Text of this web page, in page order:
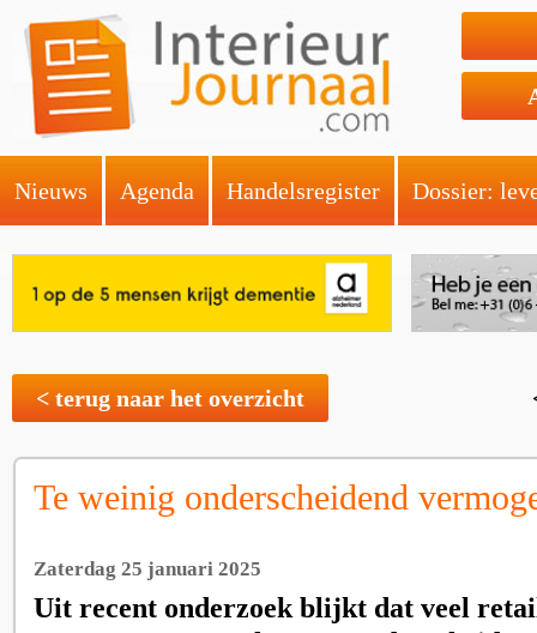
Nieuws Agenda Handelsregister Dossier:
< terug naar het overzicht
Te weinig onderscheidend
Zaterdag 25 januari 2025
Uit recent onderzoek blijkt dat veel